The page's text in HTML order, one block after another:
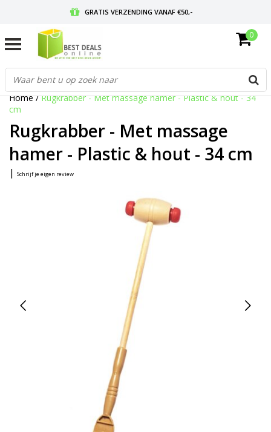
GRATIS VERZENDING VANAF €50,-
GRATIS RETOURNEREN EN 30 DAGEN BEDENKTIJD
0
Home/Rugkrabber - Met massage hamer - Plastic & hout - 34
cm
Rugkrabber - Met massage
hamer - Plastic & hout - 34 cm
| Schrijf je eigen review